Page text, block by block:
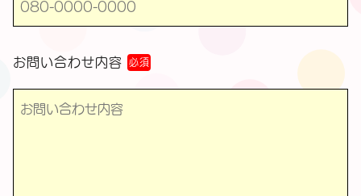
お問い合わせ内容 必須